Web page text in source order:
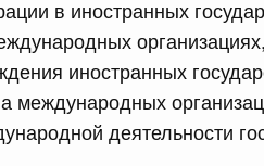
в иностранных
иностранных
международных
деятельности
Федерации от